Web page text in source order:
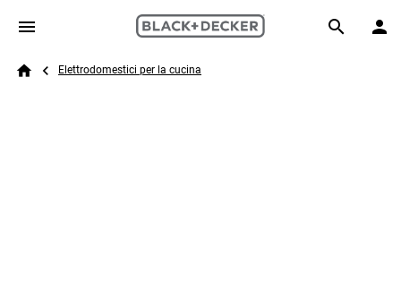
Skip to main content
Search
Breadcrumb
Elettrodomestici per la cucina